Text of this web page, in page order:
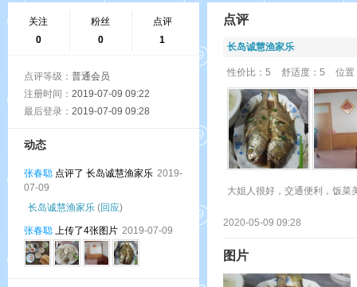
关注
0
粉丝
0
点评
1
点评等级： 普通会员
注册时间： 2019-07-09 09:22
最后登录： 2019-07-09 09:28
动态
张春聪 点评了 长岛诚慧渔家乐 2019-
07-09
长岛诚慧渔家乐 (回应)
张春聪 上传了4张图片 2019-07-09
点评
长岛诚慧渔家乐
性价比：5 舒适度：5 位置
大姐人很好，交通便利，饭菜
2020-05-09 09:28
图片